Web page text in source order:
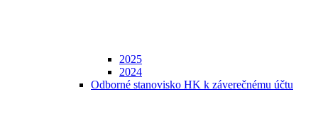
2025
2024
Odborné stanovisko HK k záverečnému účtu